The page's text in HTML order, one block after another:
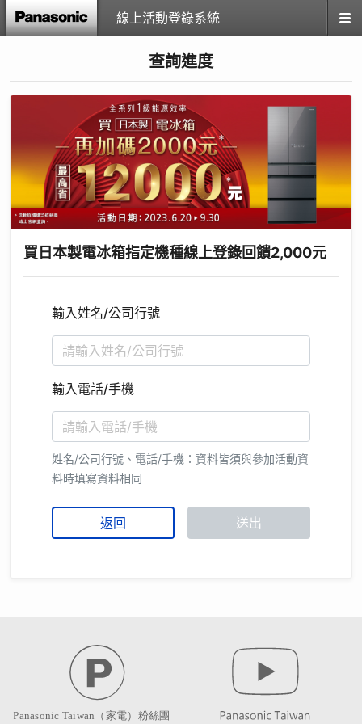
線上活動登錄系統
查詢進度
買日本製電冰箱指定機種線上登錄回饋2,000元
輸入姓名/公司行號
輸入電話/手機
姓名/公司行號、電話/手機：資料皆須與參加活動資
料時填寫資料相同
返回 送出